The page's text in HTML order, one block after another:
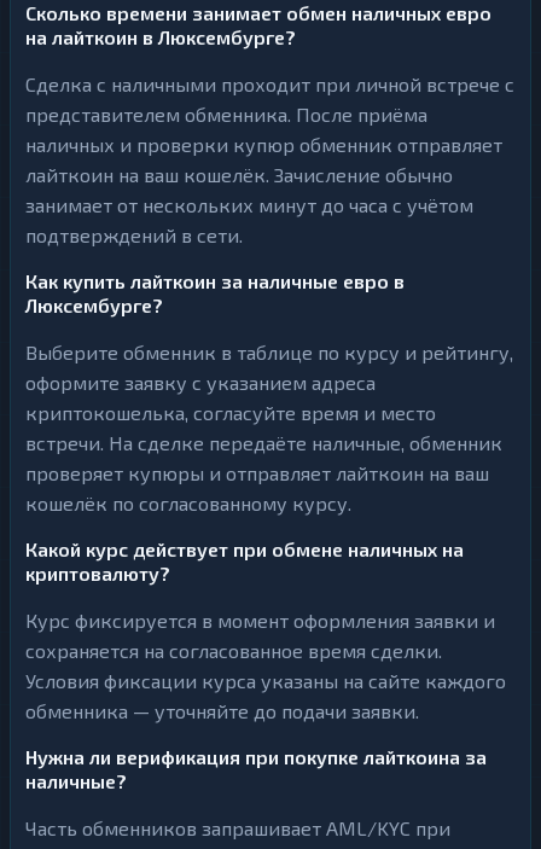
Сколько времени занимает обмен наличных евро
на лайткоин в Люксембурге?
Сделка с наличными проходит при личной встрече с
представителем обменника. После приёма
наличных и проверки купюр обменник отправляет
лайткоин на ваш кошелёк. Зачисление обычно
занимает от нескольких минут до часа с учётом
подтверждений в сети.
Как купить лайткоин за наличные евро в
Люксембурге?
Выберите обменник в таблице по курсу и рейтингу,
оформите заявку с указанием адреса
криптокошелька, согласуйте время и место
встречи. На сделке передаёте наличные, обменник
проверяет купюры и отправляет лайткоин на ваш
кошелёк по согласованному курсу.
Какой курс действует при обмене наличных на
криптовалюту?
Курс фиксируется в момент оформления заявки и
сохраняется на согласованное время сделки.
Условия фиксации курса указаны на сайте каждого
обменника — уточняйте до подачи заявки.
Нужна ли верификация при покупке лайткоина за
наличные?
Часть обменников запрашивает AML/KYC при